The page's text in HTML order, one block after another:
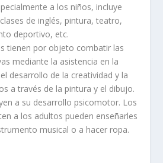
a los niños, incluye
de inglés, pintura, teatro,
deportivo, etc.
tienen por objeto combatir las
mediante la asistencia en la
desarrollo de la creatividad y la
a través de la pintura y el dibujo.
a su desarrollo psicomotor. Los
a los adultos pueden enseñarles
musical o a hacer ropa.